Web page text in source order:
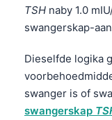
TSH naby 1.0
swangerskap-
Dieselfde logika
swanger is of
swangerskap
Українська
O‘zbekcha
Català
Қазақ тілі
Suomi